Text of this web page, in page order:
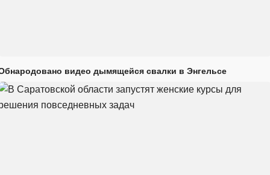
видео дымящейся свалки в Энгельсе